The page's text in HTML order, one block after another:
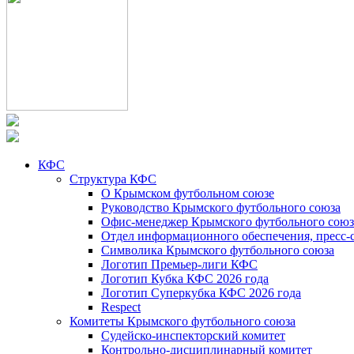
КФС
Структура КФС
О Крымском футбольном союзе
Руководство Крымского футбольного союза
Офис-менеджер Крымского футбольного
Отдел информационного обеспечения, пресс-
Символика Крымского футбольного союза
Логотип Премьер-лиги КФС
Логотип Кубка КФС 2026 года
Логотип Суперкубка КФС 2026 года
Respect
Комитеты Крымского футбольного союза
Судейско-инспекторский комитет
Контрольно-дисциплинарный комитет